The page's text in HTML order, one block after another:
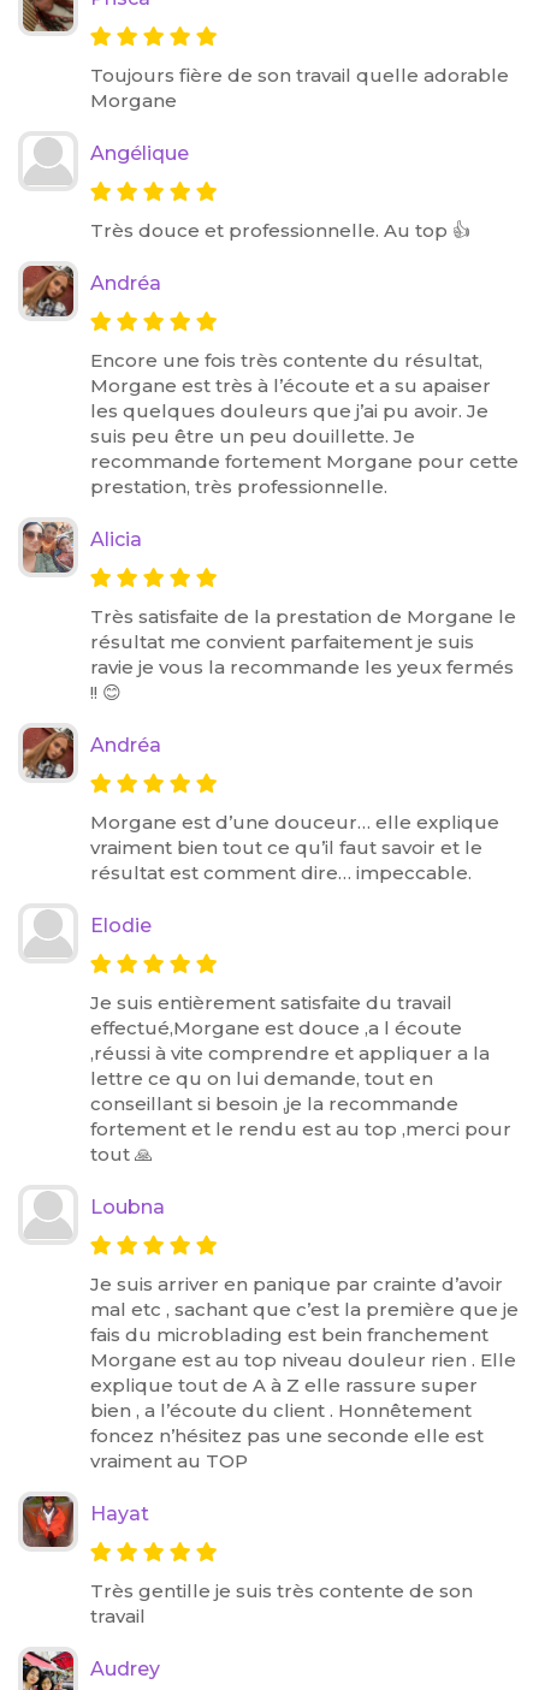
Toujours fière de son travail quelle adorable
Morgane
Angélique
Très douce et professionnelle. Au top 👍
Andréa
Encore une fois très contente du résultat,
Morgane est très à l’écoute et a su apaiser
les quelques douleurs que j’ai pu avoir. Je
suis peu être un peu douillette. Je
recommande fortement Morgane pour cette
prestation, très professionnelle.
Alicia
Très satisfaite de la prestation de Morgane le
résultat me convient parfaitement je suis
ravie je vous la recommande les yeux fermés
!! 😊
Andréa
Morgane est d’une douceur… elle explique
vraiment bien tout ce qu’il faut savoir et le
résultat est comment dire… impeccable.
Elodie
Je suis entièrement satisfaite du travail
effectué,Morgane est douce ,a l écoute
,réussi à vite comprendre et appliquer a la
lettre ce qu on lui demande, tout en
conseillant si besoin ,je la recommande
fortement et le rendu est au top ,merci pour
tout 🙏
Loubna
Je suis arriver en panique par crainte d’avoir
mal etc , sachant que c’est la première que je
fais du microblading est bein franchement
Morgane est au top niveau douleur rien . Elle
explique tout de A à Z elle rassure super
bien , a l’écoute du client . Honnêtement
foncez n’hésitez pas une seconde elle est
vraiment au TOP
Hayat
Très gentille je suis très contente de son
travail
Audrey